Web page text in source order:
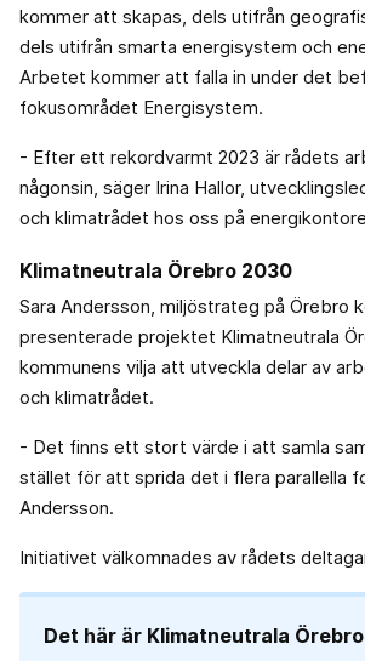
kommer att skapas, dels utifrån
dels utifrån smarta energisystem och
Arbetet kommer att falla in under det
fokusområdet Energisystem.
- Efter ett rekordvarmt 2023 är rådets
någonsin, säger Irina Hallor,
och klimatrådet hos oss på
Klimatneutrala Örebro 2030
Sara Andersson, miljöstrateg på Örebro
presenterade projektet Klimatneutrala
kommunens vilja att utveckla delar av
och klimatrådet.
- Det finns ett stort värde i att samla
stället för att sprida det i flera parallella
Andersson.
Initiativet välkomnades av rådets
Det här är Klimatneutrala